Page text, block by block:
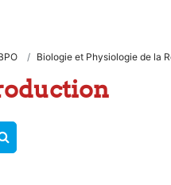
Biologie et Physiologie de la
RECHERCHER DES COURS